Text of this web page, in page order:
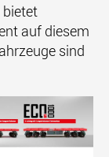
auf diesem
sind